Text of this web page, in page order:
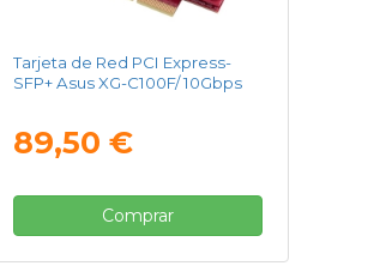
Tarjeta de Red PCI Express-
SFP+ Asus XG-C100F/ 10Gbps
89,50 €
Comprar